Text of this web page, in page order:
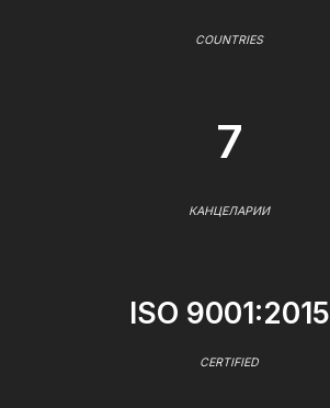
COUNTRIES
7
КАНЦЕЛАРИИ
ISO 9001:2015
CERTIFIED